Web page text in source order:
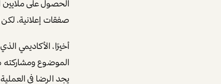
صفقات إعلانية،
أخيرًا، الأكاديمي
الموضوع ومشاركته
يجد الرضا في العملية